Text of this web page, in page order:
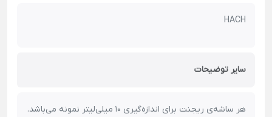
HACH
سایر توضیحات
هر ساشه‌ی ریجنت برای اندازه‌گیری 10 میلی‌لیتر نمونه می‌باشد.